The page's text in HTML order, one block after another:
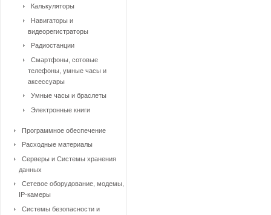
Калькуляторы
Навигаторы и
видеорегистраторы
Радиостанции
Смартфоны, сотовые
телефоны, умные часы и
аксессуары
Умные часы и браслеты
Электронные книги
Программное обеспечение
Расходные материалы
Серверы и Системы хранения
данных
Сетевое оборудование, модемы,
IP-камеры
Системы безопасности и